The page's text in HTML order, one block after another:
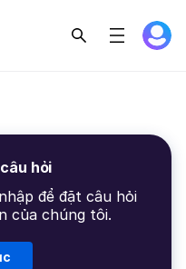
hỏi
để đặt câu hỏi
của chúng tôi.